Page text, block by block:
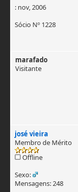
: nov, 2006
Sócio Nº 1228
marafado
Visitante
josé vieira
Membro de Mérito
Offline
Sexo:
Mensagens: 248